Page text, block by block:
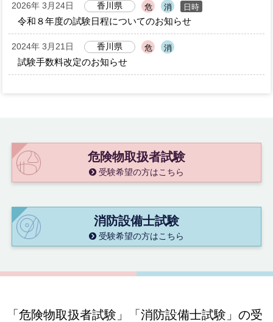
2026年 3月24日 香川県 危 消 日時
令和８年度の試験日程についてのお知らせ
2024年 3月21日 香川県 危 消
試験手数料改定のお知らせ
危険物取扱者試験
受験希望の方はこちら
消防設備士試験
受験希望の方はこちら
「危険物取扱者試験」「消防設備士試験」の受